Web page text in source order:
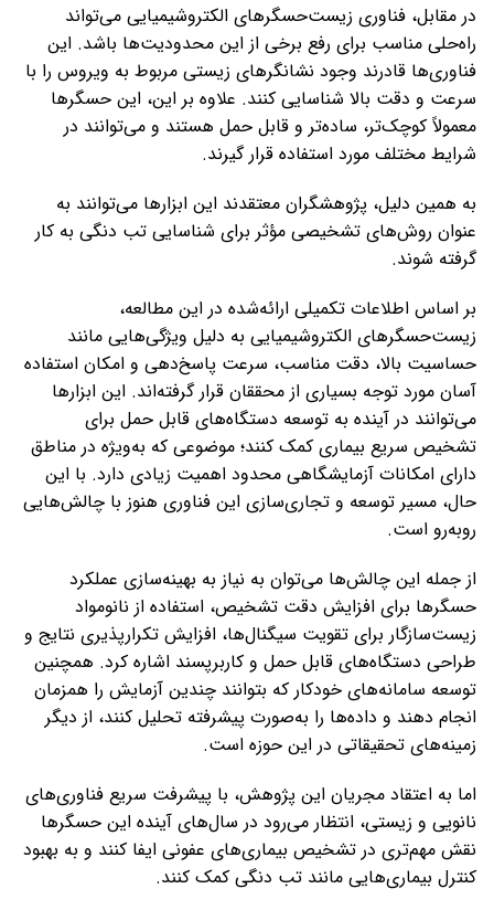
در مقابل، فناوری زیست‌حسگرهای الکتروشیمیایی می‌تواند
راه‌حلی مناسب برای رفع برخی از این محدودیت‌ها باشد. این
فناوری‌ها قادرند وجود نشانگرهای زیستی مربوط به ویروس را با
سرعت و دقت بالا شناسایی کنند. علاوه بر این، این حسگرها
معمولاً کوچک‌تر، ساده‌تر و قابل حمل هستند و می‌توانند در
شرایط مختلف مورد استفاده قرار گیرند.
به همین دلیل، پژوهشگران معتقدند این ابزارها می‌توانند به
عنوان روش‌های تشخیصی مؤثر برای شناسایی تب دنگی به کار
گرفته شوند.
بر اساس اطلاعات تکمیلی ارائه‌شده در این مطالعه،
زیست‌حسگرهای الکتروشیمیایی به دلیل ویژگی‌هایی مانند
حساسیت بالا، دقت مناسب، سرعت پاسخ‌دهی و امکان استفاده
آسان مورد توجه بسیاری از محققان قرار گرفته‌اند. این ابزارها
می‌توانند در آینده به توسعه دستگاه‌های قابل حمل برای
تشخیص سریع بیماری کمک کنند؛ موضوعی که به‌ویژه در مناطق
دارای امکانات آزمایشگاهی محدود اهمیت زیادی دارد. با این
حال، مسیر توسعه و تجاری‌سازی این فناوری هنوز با چالش‌هایی
روبه‌رو است.
از جمله این چالش‌ها می‌توان به نیاز به بهینه‌سازی عملکرد
حسگرها برای افزایش دقت تشخیص، استفاده از نانومواد
زیست‌سازگار برای تقویت سیگنال‌ها، افزایش تکرارپذیری نتایج و
طراحی دستگاه‌های قابل حمل و کاربرپسند اشاره کرد. همچنین
توسعه سامانه‌های خودکار که بتوانند چندین آزمایش را همزمان
انجام دهند و داده‌ها را به‌صورت پیشرفته تحلیل کنند، از دیگر
زمینه‌های تحقیقاتی در این حوزه است.
اما به اعتقاد مجریان این پژوهش، با پیشرفت سریع فناوری‌های
نانویی و زیستی، انتظار می‌رود در سال‌های آینده این حسگرها
نقش مهم‌تری در تشخیص بیماری‌های عفونی ایفا کنند و به بهبود
کنترل بیماری‌هایی مانند تب دنگی کمک کنند.